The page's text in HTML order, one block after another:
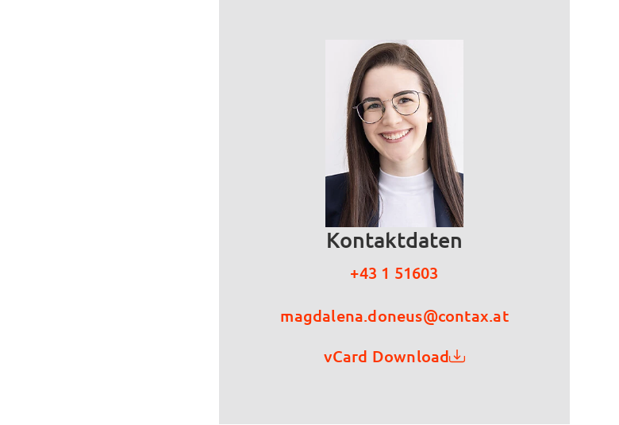
Kontaktdaten
+43 1 51603
magdalena.doneus@contax.at
vCard Download